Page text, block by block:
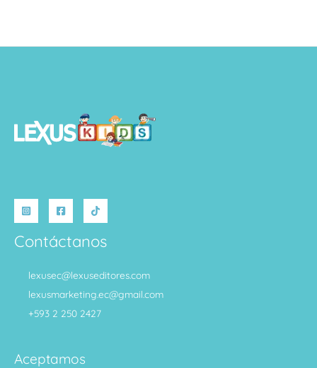
Contáctanos
lexusec@lexuseditores.com
lexusmarketing.ec@gmail.com
+593 2 250 2427
Aceptamos